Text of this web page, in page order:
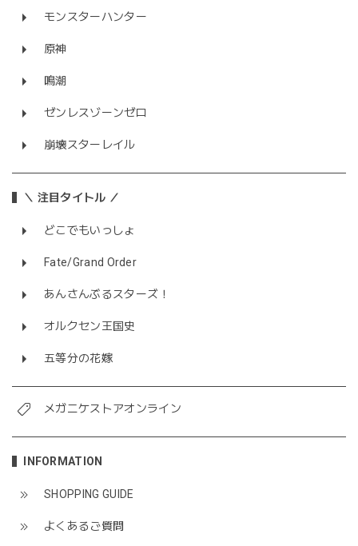
モンスターハンター
原神
鳴潮
ゼンレスゾーンゼロ
崩壊スターレイル
＼ 注目タイトル ／
どこでもいっしょ
Fate/Grand Order
あんさんぶるスターズ！
オルクセン王国史
五等分の花嫁
メガニケストアオンライン
INFORMATION
SHOPPING GUIDE
よくあるご質問